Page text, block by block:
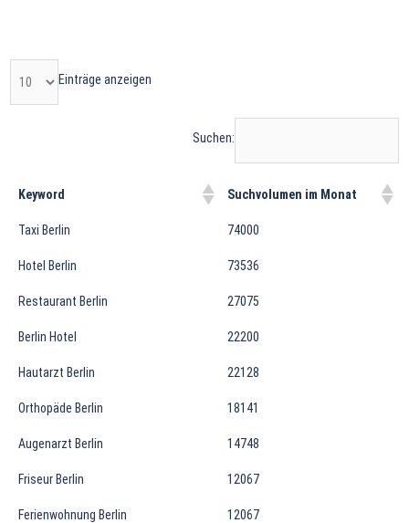
Einträge anzeigen
Suchen:
Keyword Suchvolumen im Monat
Taxi Berlin 74000
Hotel Berlin 73536
Restaurant Berlin 27075
Berlin Hotel 22200
Hautarzt Berlin 22128
Orthopäde Berlin 18141
Augenarzt Berlin 14748
Friseur Berlin 12067
Ferienwohnung Berlin 12067